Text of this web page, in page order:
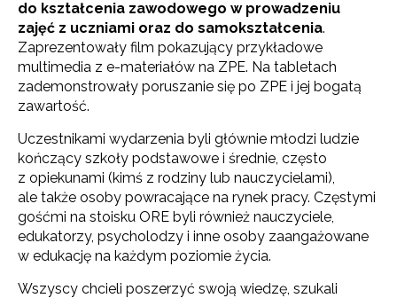
do kształcenia zawodowego w prowadzeniu
zajęć z uczniami oraz do samokształcenia.
Zaprezentowały film pokazujący przykładowe
multimedia z e-materiałów na ZPE. Na tabletach
zademonstrowały poruszanie się po ZPE i jej bogatą
zawartość.
Uczestnikami wydarzenia byli głównie młodzi ludzie
kończący szkoły podstawowe i średnie, często
z opiekunami (kimś z rodziny lub nauczycielami),
ale także osoby powracające na rynek pracy. Częstymi
gośćmi na stoisku ORE byli również nauczyciele,
edukatorzy, psycholodzy i inne osoby zaangażowane
w edukację na każdym poziomie życia.
Wszyscy chcieli poszerzyć swoją wiedzę, szukali